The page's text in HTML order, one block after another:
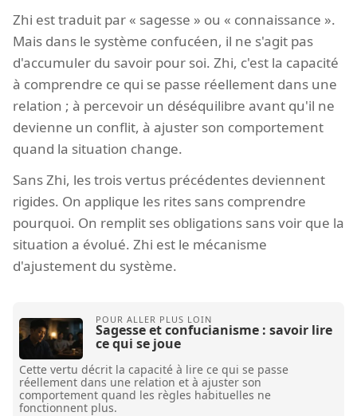
Zhi est traduit par « sagesse » ou « connaissance ».
Mais dans le système confucéen, il ne s'agit pas
d'accumuler du savoir pour soi. Zhi, c'est la capacité
à comprendre ce qui se passe réellement dans une
relation ; à percevoir un déséquilibre avant qu'il ne
devienne un conflit, à ajuster son comportement
quand la situation change.
Sans Zhi, les trois vertus précédentes deviennent
rigides. On applique les rites sans comprendre
pourquoi. On remplit ses obligations sans voir que la
situation a évolué. Zhi est le mécanisme
d'ajustement du système.
Sagesse et confucianisme : savoir lire
ce qui se joue
Cette vertu décrit la capacité à lire ce qui se passe
réellement dans une relation et à ajuster son
comportement quand les règles habituelles ne
fonctionnent plus.